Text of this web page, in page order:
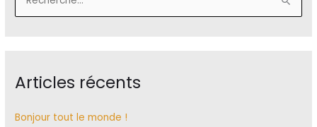
e
c
Articles récents
Bonjour tout le monde !